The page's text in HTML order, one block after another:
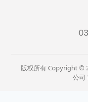
版权所有 Copyright ©
公司